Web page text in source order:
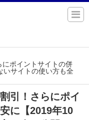
ポイントサイトの併
いサイトの使い方も全
引！さらにポイ
に【2019年10